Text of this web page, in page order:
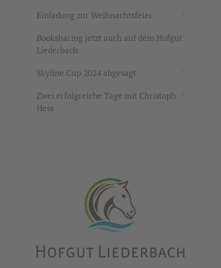
Einladung zur Weihnachtsfeier
Booksharing jetzt auch auf dem Hofgut
Liederbach
Skyline Cup 2024 abgesagt
Zwei erfolgreiche Tage mit Christoph
Hess